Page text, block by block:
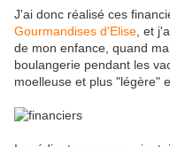
J'ai donc réalisé ces
Gourmandises d'Elise , et
de mon enfance, quand
boulangerie pendant les
moelleuse et plus "légère"